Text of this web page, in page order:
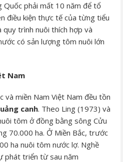
Quốc phải mất 10 năm để tổ
điều kiện thực tế của từng tiểu
trình nuôi thích hợp và
có sản lượng tôm nuôi lớn
Nam
và miền Nam Việt Nam đều tồn
canh. Theo Ling (1973) và
tôm ở đồng bằng sông Cửu
70.000 ha. Ở Miền Bắc, trước
ha nuôi tôm nước lợ. Nghề
phát triển từ sau năm